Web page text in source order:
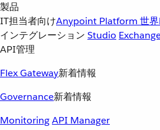
製品
IT担当者向けAnypoint Platform 世
インテグレーション Studio
API管理
Flex Gateway新着情報
Governance新着情報
MonitoringAPI Manager